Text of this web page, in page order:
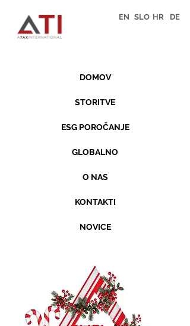
EN SLO HR DE
DOMOV
STORITVE
ESG POROČANJE
GLOBALNO
O NAS
KONTAKTI
NOVICE